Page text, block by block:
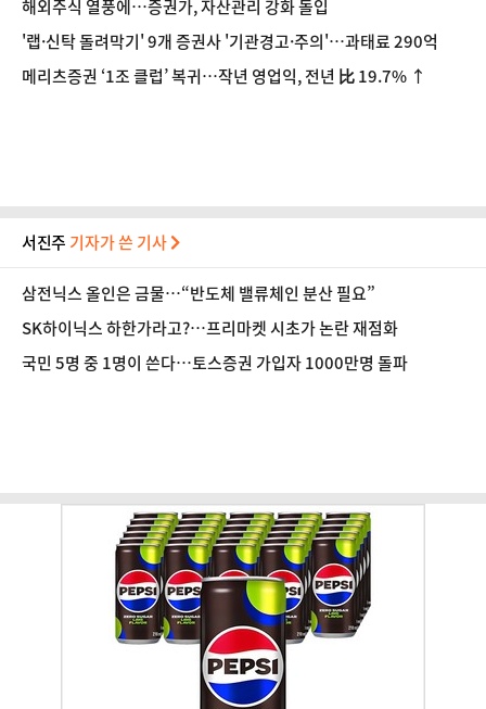
해외주식 열풍에…증권가, 자산관리 강화 돌입
'랩·신탁 돌려막기' 9개 증권사 '기관경고·주의'…과태료 290억
메리츠증권 ‘1조 클럽’ 복귀…작년 영업익, 전년 比 19.7% ↑
서진주 기자가 쓴 기사
삼전닉스 올인은 금물…“반도체 밸류체인 분산 필요”
SK하이닉스 하한가라고?…프리마켓 시초가 논란 재점화
국민 5명 중 1명이 쓴다…토스증권 가입자 1000만명 돌파